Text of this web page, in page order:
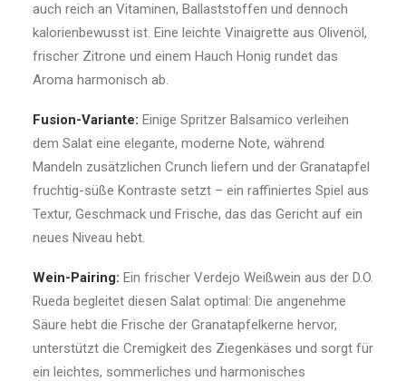
auch reich an Vitaminen, Ballaststoffen und dennoch
kalorienbewusst ist. Eine leichte Vinaigrette aus Olivenöl,
frischer Zitrone und einem Hauch Honig rundet das
Aroma harmonisch ab.
Fusion-Variante: Einige Spritzer Balsamico verleihen
dem Salat eine elegante, moderne Note, während
Mandeln zusätzlichen Crunch liefern und der Granatapfel
fruchtig-süße Kontraste setzt – ein raffiniertes Spiel aus
Textur, Geschmack und Frische, das das Gericht auf ein
neues Niveau hebt.
Wein-Pairing: Ein frischer Verdejo Weißwein aus der D.O.
Rueda begleitet diesen Salat optimal: Die angenehme
Säure hebt die Frische der Granatapfelkerne hervor,
unterstützt die Cremigkeit des Ziegenkäses und sorgt für
ein leichtes, sommerliches und harmonisches